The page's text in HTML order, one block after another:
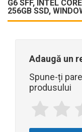
G6 SFF, INTEL
256GB SSD,
Adaugă un
Spune-ți
produsului